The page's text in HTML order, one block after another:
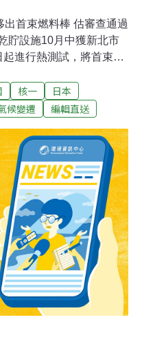
首束燃料棒 估審查通過
貯設施10月中獲新北市
進行熱測試，將首束用
後，將測試報告送核安
年後清空爐心燃料。
，台化纖為排碳大戶，
本新台幣13億元，降至
費繳交的利基進而改
社報導）
核一
日本
候變遷 編輯直送